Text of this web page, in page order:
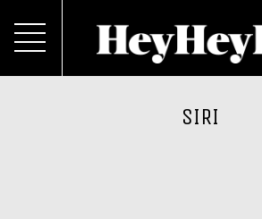
SIRI